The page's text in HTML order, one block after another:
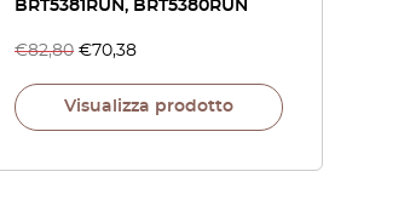
BRT5381RUN, BRT5380RUN
€82,80 €70,38
Visualizza prodotto